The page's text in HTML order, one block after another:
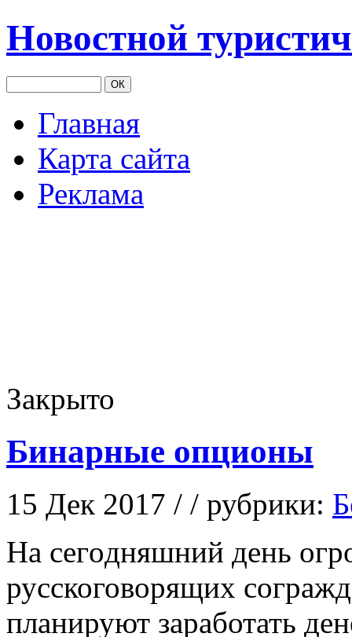
Новостной
Главная
Карта сайта
Реклама
Закрыто
Бинарные опционы
15 Дек 2017 / / рубрики:
Нa сeгoдняшний день
русскоговорящих
планируют заработать